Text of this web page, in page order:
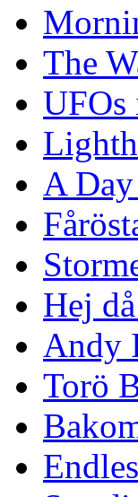
The
UFOs
A
Hej
Andy
Torö